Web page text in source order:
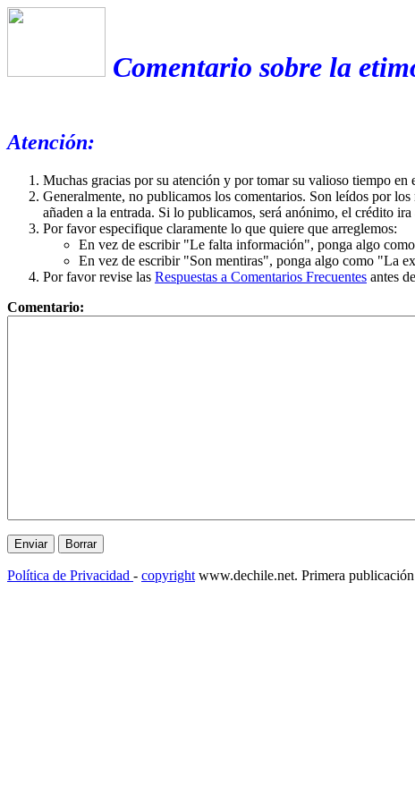
Comentario sobre la
Atención:
Muchas gracias por su atención y por tomar su valioso tiempo en
Generalmente, no publicamos los comentarios. Son leídos por
añaden a la entrada. Si lo publicamos, será anónimo, el crédito
Por favor especifique claramente lo que quiere que arreglemos:
En vez de escribir "Le falta información", ponga algo
En vez de escribir "Son mentiras", ponga algo como "La
Por favor revise las Respuestas a Comentarios Frecuentes antes
Comentario:
Política de Privacidad - copyright www.dechile.net. Primera